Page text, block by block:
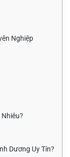
Nghiệp
Dương Uy Tín?